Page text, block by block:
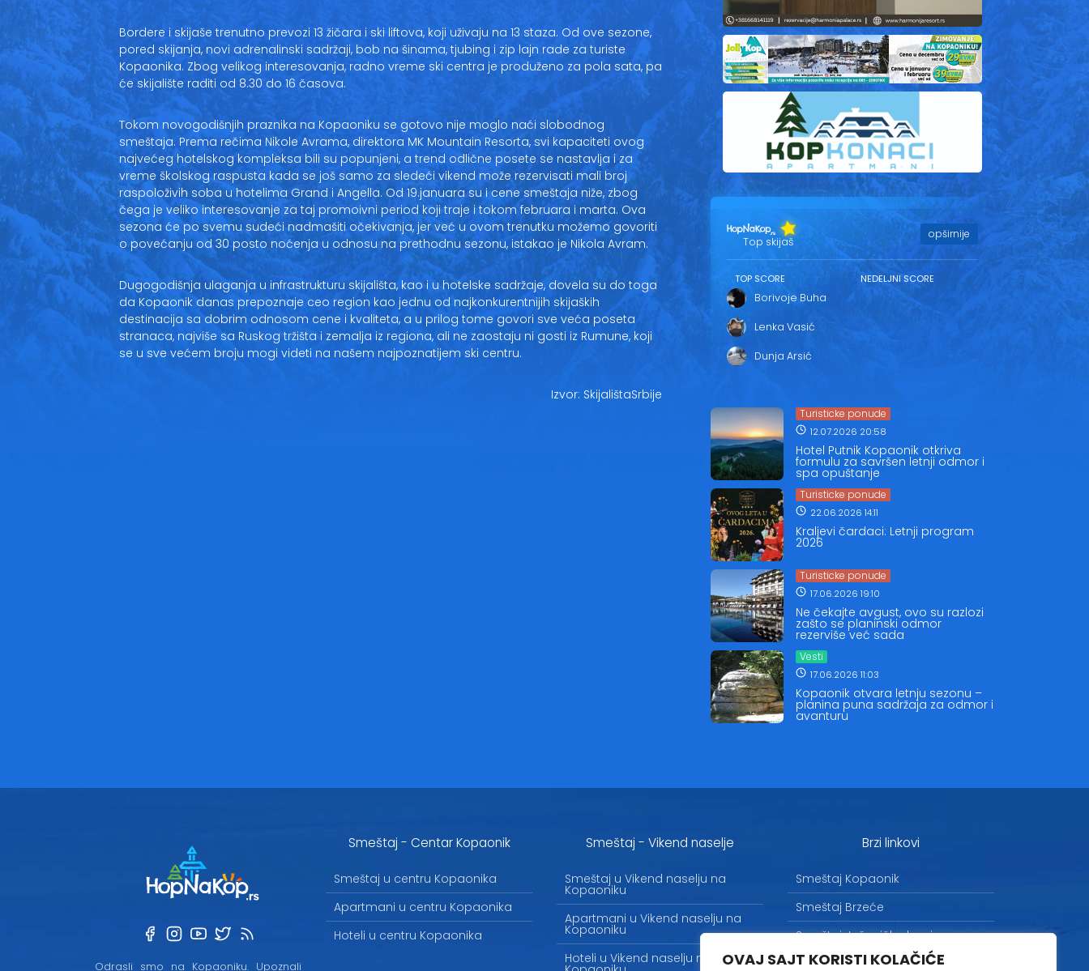
OVAJ SAJT KORISTI KOLAČIĆE
Bordere i skijaše trenutno prevozi 13 žičara i ski liftova, koji uživaju na 13 staza. Od ove sezone,
pored skijanja, novi adrenalinski sadržaji, bob na šinama, tjubing i zip lajn rade za turiste
Kopaonika. Zbog velikog interesovanja, radno vreme ski centra je produženo za pola sata, pa
će skijalište raditi od 8.30 do 16 časova.
Tokom novogodišnjih praznika na Kopaoniku se gotovo nije moglo naći slobodnog
smeštaja. Prema rečima Nikole Avrama, direktora MK Mountain Resorta, svi kapaciteti ovog
najvećeg hotelskog kompleksa bili su popunjeni, a trend odlične posete se nastavlja i za
vreme školskog raspusta kada se još samo za sledeći vikend može rezervisati mali broj
raspoloživih soba u hotelima Grand i Angella. Od 19.januara su i cene smeštaja niže, zbog
čega je veliko interesovanje za taj promoivni period koji traje i tokom februara i marta. Ova
sezona će po svemu sudeći nadmašiti očekivanja, jer već u ovom trenutku možemo govoriti
o povećanju od 30 posto noćenja u odnosu na prethodnu sezonu, istakao je Nikola Avram.
Dugogodišnja ulaganja u infrastrukturu skijališta, kao i u hotelske sadržaje, dovela su do toga
da Kopaonik danas prepoznaje ceo region kao jednu od najkonkurentnijih skijaških
destinacija sa dobrim odnosom cene i kvaliteta, a u prilog tome govori sve veća poseta
stranaca, najviše sa Ruskog tržišta i zemalja iz regiona, ali ne zaostaju ni gosti iz Rumune, koji
se u sve većem broju mogi videti na našem najpoznatijem ski centru.
Izvor: SkijalištaSrbije
Top skijaš
opširnije
TOP SCORE
Borivoje Buha
Lenka Vasić
Dunja Arsić
NEDELJNI SCORE
Turisticke ponude
12.07.2026 20:58
Hotel Putnik Kopaonik otkriva
formulu za savršen letnji odmor i
spa opuštanje
Turisticke ponude
22.06.2026 14:11
Kraljevi čardaci: Letnji program
2026
Turisticke ponude
17.06.2026 19:10
Ne čekajte avgust, ovo su razlozi
zašto se planinski odmor
rezerviše već sada
Vesti
17.06.2026 11:03
Kopaonik otvara letnju sezonu –
planina puna sadržaja za odmor i
avanturu
Odrasli smo na Kopaoniku. Upoznali
Smeštaj - Centar Kopaonik
Smeštaj u centru Kopaonika
Apartmani u centru Kopaonika
Hoteli u centru Kopaonika
Smeštaj - Vikend naselje
Smeštaj u Vikend naselju na
Kopaoniku
Apartmani u Vikend naselju na
Kopaoniku
Hoteli u Vikend naselju na
Brzi linkovi
Smeštaj Kopaonik
Smeštaj Brzeće
Smeštaj Jošanička banja
Uslovi korišćenja